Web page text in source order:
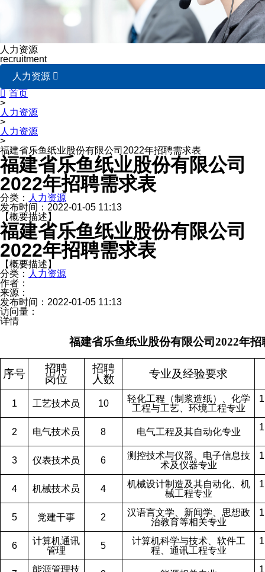
人力资源
recruitment
人力资源 
 首页
>
人力资源
>
人力资源
>
福建省乐鱼纸业股份有限公司2022年招聘需求表
福建省乐鱼纸业股份有限公司
2022年招聘需求表
分类： 人力资源
发布时间： 2022-01-05 11:13
【概要描述】
福建省乐鱼纸业股份有限公司
2022年招聘需求表
【概要描述】
分类： 人力资源
作者：
来源：
发布时间： 2022-01-05 11:13
访问量：
详情
福建省乐鱼纸业股份有限公司2022年招
序号
招聘
岗位
招聘
人数
专业及经验要求
1 工艺技术员 10
轻化工程（制浆造纸）、化学
工程与工艺、环境工程专业
2 电气技术员 8 电气工程及其自动化专业
3 仪表技术员 6
测控技术与仪器、电子信息技
术及仪器专业
4 机械技术员 4
机械设计制造及其自动化、机
械工程专业
5 党建干事 2
汉语言文学、新闻学、思想政
治教育等相关专业
6
计算机通讯
管理
5
计算机科学与技术、软件工
程、通讯工程专业
能源管理技